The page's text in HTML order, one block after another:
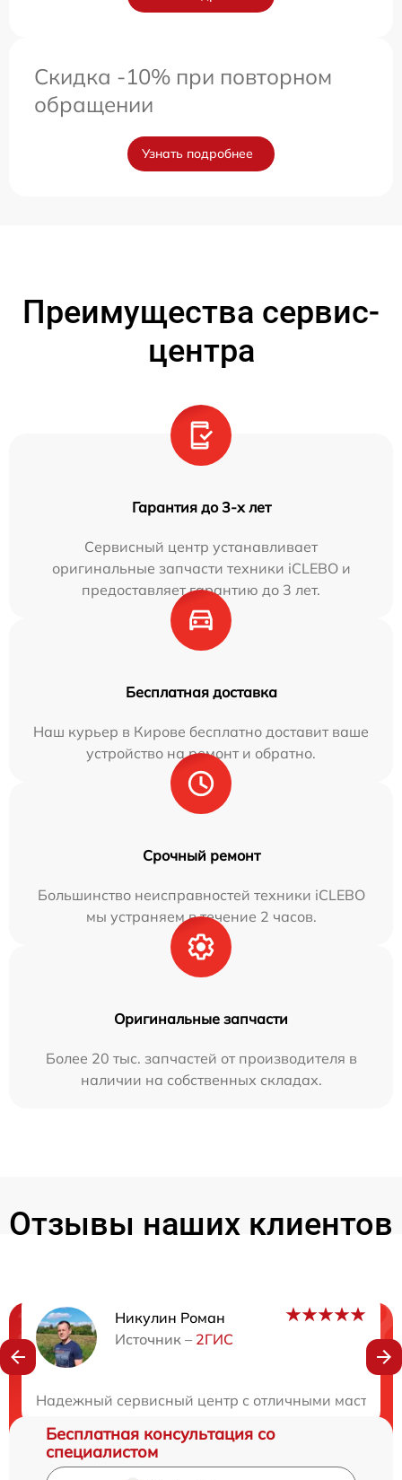
Скидка -10% при повторном
обращении
Узнать подробнее
Преимущества сервис-
центра
Гарантия до 3-х лет
Сервисный центр устанавливает
оригинальные запчасти техники iCLEBO и
предоставляет гарантию до 3 лет.
Бесплатная доставка
Наш курьер в Кирове бесплатно доставит ваше
устройство на ремонт и обратно.
Срочный ремонт
Большинство неисправностей техники iCLEBO
мы устраняем в течение 2 часов.
Оригинальные запчасти
Более 20 тыс. запчастей от производителя в
наличии на собственных складах.
Отзывы наших клиентов
Никулин Роман
Источник – 2ГИС
Надежный сервисный центр с отличными
Нужна консультация?
Бесплатная консультация со
специалистом